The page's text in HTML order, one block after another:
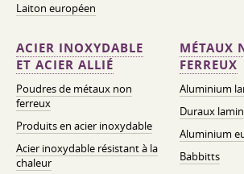
Laiton européen
ACIER INOXYDABLE
ET ACIER ALLIÉ
Poudres de métaux non
ferreux
Produits en acier inoxydable
Acier inoxydable résistant à la
chaleur
MÉTAUX
FERREUX
Aluminium
Duraux
Aluminium
Babbitts